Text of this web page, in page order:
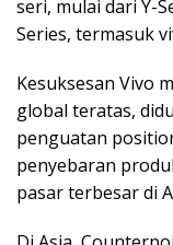
seri, mulai dari Y-
Series, termasuk
Kesuksesan Vivo
global teratas,
penguatan
penyebaran
pasar terbesar di